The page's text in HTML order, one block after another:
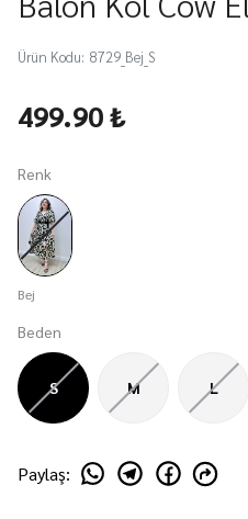
Ürün Kodu: 8729_Bej_S
499.90 ₺
Renk
Bej
Beden
S M L
Paylaş: